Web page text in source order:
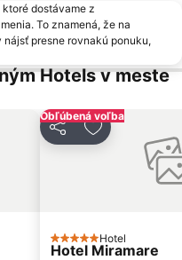
Jezevac
Centar
dostávame z
To znamená, že na
presne rovnakú ponuku,
Hotels v meste
Obľúbená voľba
ZdieľaťPridať do
5 Počet hviezdičiek
Hotel
Hotel Miramare